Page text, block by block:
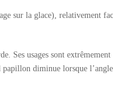
sur la glace), relativement
Ses usages sont
diminue lorsque